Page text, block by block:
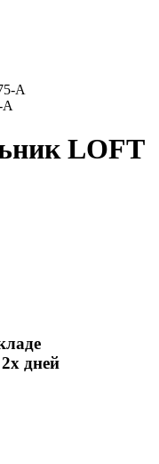
A
A
LOFT
дней